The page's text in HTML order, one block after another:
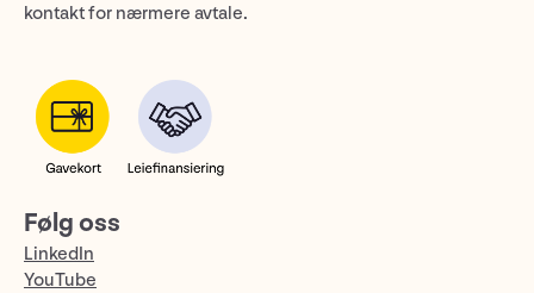
kontakt for nærmere avtale.
Følg oss
LinkedIn
YouTube